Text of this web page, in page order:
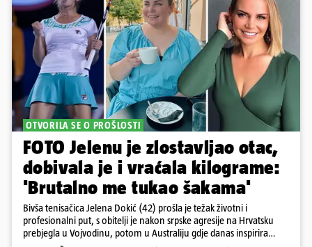
OTVORILA SE O PROŠLOSTI
FOTO Jelenu je zlostavljao otac,
dobivala je i vraćala kilograme:
'Brutalno me tukao šakama'
Bivša tenisačica Jelena Dokić (42) prošla je težak životni i
profesionalni put, s obitelji je nakon srpske agresije na Hrvatsku
prebjegla u Vojvodinu, potom u Australiju gdje danas inspirira